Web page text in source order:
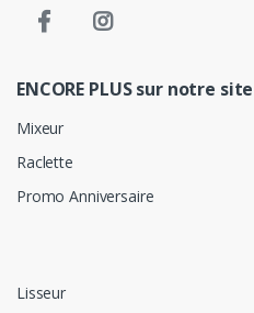
ENCORE PLUS sur notre site
Mixeur
Raclette
Promo Anniversaire
Lisseur